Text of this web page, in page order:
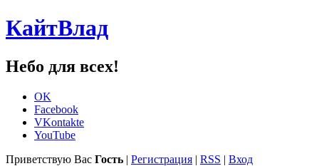
КайтВлад
Небо для всех!
OK
Facebook
VKontakte
YouTube
Приветствую Вас Гость | Регистрация | RSS | Вход